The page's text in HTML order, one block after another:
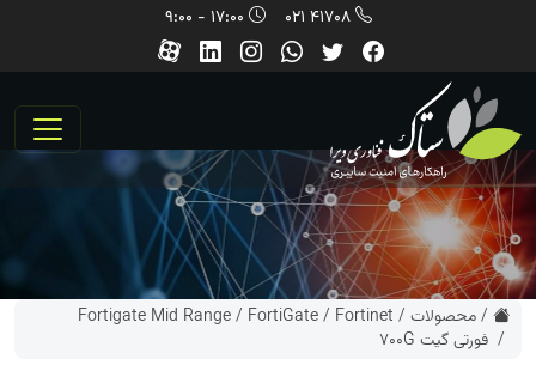
41708 021
/محصولات /
Fortinet
/
FortiGate
/
Fortigate Mid Range
/ فورتی گیت 700G